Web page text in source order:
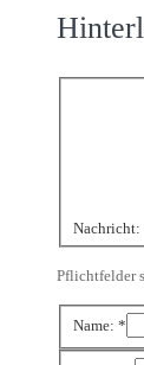
Nachricht:
Pflichtfelder
Name: *